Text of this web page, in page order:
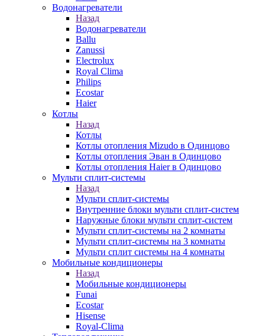
Водонагреватели
Назад
Водонагреватели
Ballu
Zanussi
Electrolux
Royal Clima
Philips
Ecostar
Haier
Котлы
Назад
Котлы
Котлы отопления Mizudo в Одинцово
Котлы отопления Эван в Одинцово
Котлы отопления Haier в Одинцово
Мульти сплит-системы
Назад
Мульти сплит-системы
Внутренние блоки мульти сплит-систем
Наружные блоки мульти сплит-систем
Мульти сплит-системы на 2 комнаты
Мульти сплит-системы на 3 комнаты
Мульти сплит системы на 4 комнаты
Мобильные кондиционеры
Назад
Мобильные кондиционеры
Funai
Ecostar
Hisense
Royal-Clima